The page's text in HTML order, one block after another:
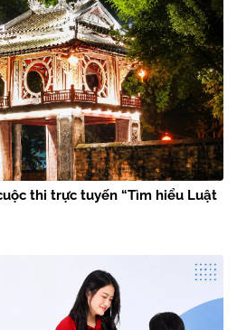
thi trực tuyến “Tìm hiểu Luật